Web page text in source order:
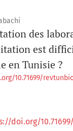
des
est
en Tunisie ?
10.71699/
doi.org/